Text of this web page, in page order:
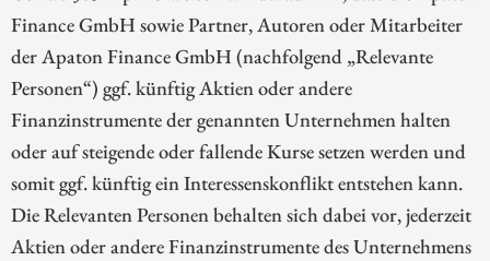
Finance GmbH sowie Partner, Autoren oder Mitarbeiter
der Apaton Finance GmbH (nachfolgend „Relevante
Personen“) ggf. künftig Aktien oder andere
Finanzinstrumente der genannten Unternehmen halten
oder auf steigende oder fallende Kurse setzen werden und
somit ggf. künftig ein Interessenskonflikt entstehen kann.
Die Relevanten Personen behalten sich dabei vor, jederzeit
Aktien oder andere Finanzinstrumente des Unternehmens